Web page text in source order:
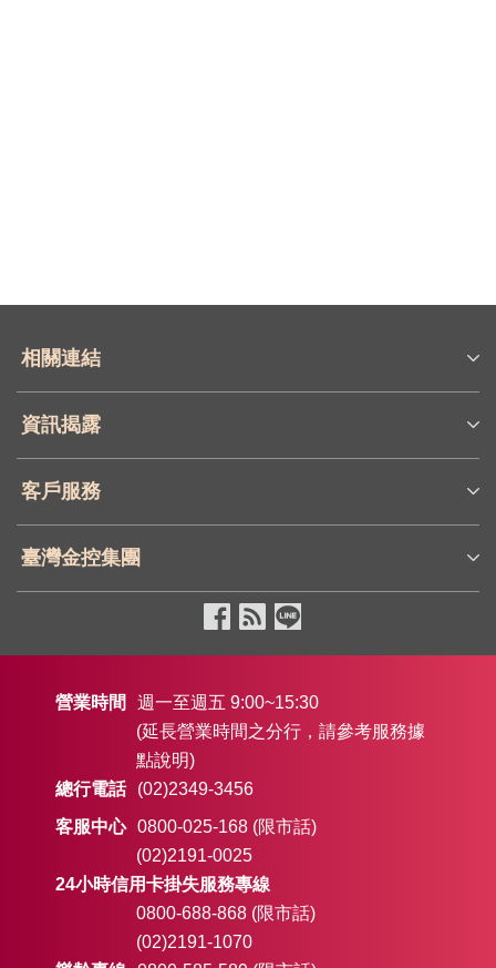
相關連結
資訊揭露
客戶服務
臺灣金控集團
營業時間
週一至週五 9:00~15:30
(延長營業時間之分行，請參考服務據
點說明)
總行電話
(02)2349-3456
客服中心 0800-025-168 (限市話)
(02)2191-0025
24小時信用卡掛失服務專線
0800-688-868 (限市話)
(02)2191-1070